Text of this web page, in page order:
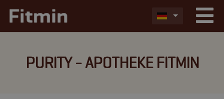
PURITY - APOTHEKE FITMIN